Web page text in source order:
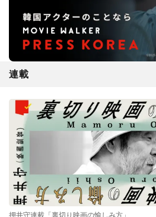
連載
押井守連載「裏切り映画の愉しみ方」